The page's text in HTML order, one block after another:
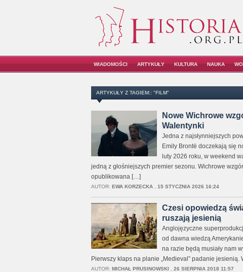
WIADOMOŚCI ARTYKUŁY KULTURA NAUKA
ARTYKUŁY Z TAGIEM:: "FILM"
Nowe Wichrowe
Walentynki
Jedna z najsłynniejszych
Emily Brontë doczekają się
luty 2026 roku, w weekend
jedną z głośniejszych premier sezonu. Wichrowe
opublikowana […]
AUTOR: EWA KORZECKA, 15 STYCZNIA 2026 16:24
Czesi opowiedzą
ruszają jesienią
Anglojęzyczne
od dawna wiedzą
na razie będą musiały nam
Pierwszy klaps na planie „Medieval” padanie
AUTOR: MICHAŁ PRUSINOWSKI 26 SIERPNIA 2018 11:57